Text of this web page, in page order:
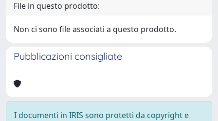
File in questo prodotto:
Non ci sono file associati a questo prodotto.
Pubblicazioni consigliate
I documenti in IRIS sono protetti da copyright e